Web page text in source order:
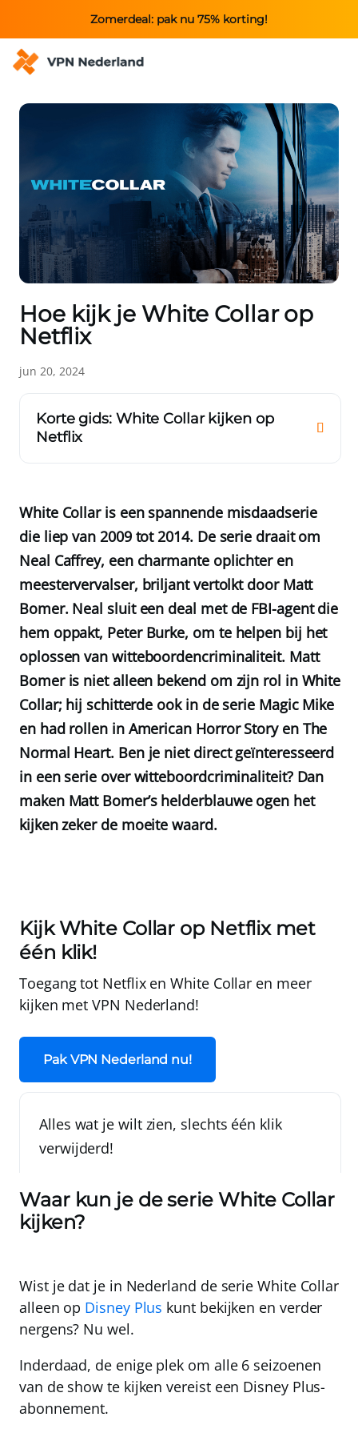
Zomerdeal: pak nu 75% korting!
Hoe kijk je White Collar op
Netflix
jun 20, 2024
Korte gids: White Collar kijken op
Netflix
White Collar is een spannende misdaadserie
die liep van 2009 tot 2014. De serie draait om
Neal Caffrey, een charmante oplichter en
meestervervalser, briljant vertolkt door Matt
Bomer. Neal sluit een deal met de FBI-agent die
hem oppakt, Peter Burke, om te helpen bij het
oplossen van witteboordencriminaliteit. Matt
Bomer is niet alleen bekend om zijn rol in White
Collar; hij schitterde ook in de serie Magic Mike
en had rollen in American Horror Story en The
Normal Heart. Ben je niet direct geïnteresseerd
in een serie over witteboordcriminaliteit? Dan
maken Matt Bomer’s helderblauwe ogen het
kijken zeker de moeite waard.
Kijk White Collar op Netflix met
één klik!
Toegang tot Netflix en White Collar en meer
kijken metVPN Nederland!
Pak VPN Nederland nu!
Alles wat je wilt zien, slechts één klik
verwijderd!
Waar kun je de serie White Collar
kijken?
Wist je dat je in Nederland de serie White Collar
alleen op Disney Plus kunt bekijken en verder
nergens? Nu wel.
Inderdaad, de enige plek om alle 6 seizoenen
van de show te kijken vereist een Disney Plus-
abonnement.